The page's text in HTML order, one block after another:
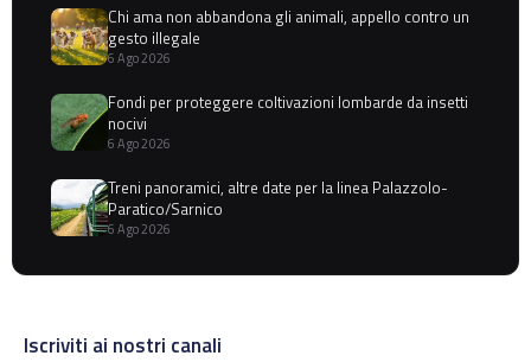
Chi ama non abbandona gli animali, appello contro un
gesto illegale
6 Ago 2026
Fondi per proteggere coltivazioni lombarde da insetti
nocivi
6 Ago 2026
Treni panoramici, altre date per la linea Palazzolo-
Paratico/Sarnico
6 Ago 2026
Iscriviti ai nostri canali